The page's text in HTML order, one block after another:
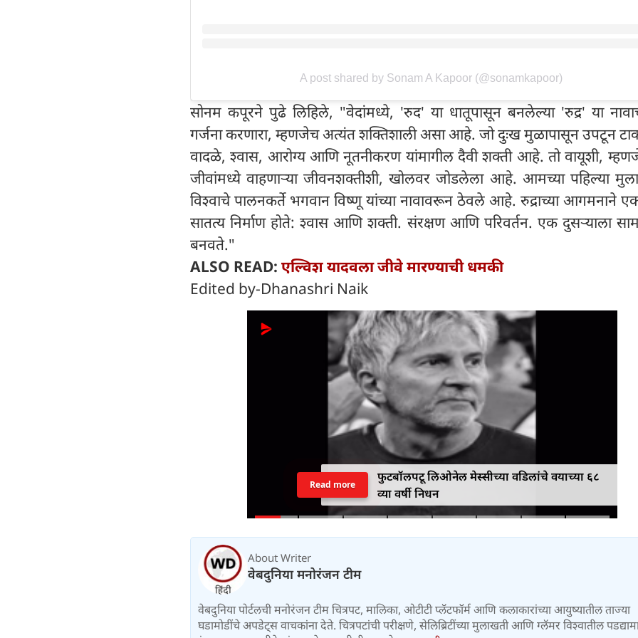
A post shared by Sonam A Kapoor (@sonamkapoor)
सोनम कपूरने पुढे लिहिले, "वेदांमध्ये, 'रुद' या धातूपासून बनलेल्या 'रुद्र' या
गर्जना करणारा, म्हणजेच अत्यंत शक्तिशाली असा आहे. जो दुःख मुळापासून उपटून
वादळे, श्वास, आरोग्य आणि नूतनीकरण यांमागील दैवी शक्ती आहे. तो वायूशी,
जीवांमध्ये वाहणाऱ्या जीवनशक्तीशी, खोलवर जोडलेला आहे. आमच्या पहिल्या
विश्वाचे पालनकर्ते भगवान विष्णू यांच्या नावावरून ठेवले आहे. रुद्राच्या आगमनाने एक
सातत्य निर्माण होते: श्वास आणि शक्ती. संरक्षण आणि परिवर्तन. एक दुसऱ्याला
बनवते."
ALSO READ: एल्विश यादवला जीवे मारण्याची धमकी
Edited by-Dhanashri Naik
फुटबॉलपटू लिओनेल मेस्सीच्या वडिलांचे वयाच्या ६८
व्या वर्षी निधन
Read more
About Writer
वेबदुनिया मनोरंजन टीम
वेबदुनिया पोर्टलची मनोरंजन टीम चित्रपट, मालिका, ओटीटी प्लॅटफॉर्म आणि कलाकारांच्या आयुष्यातील ताज्या
घडामोडींचे अपडेट्स वाचकांना देते. चित्रपटांची परीक्षणे, सेलिब्रिटींच्या मुलाखती आणि ग्लॅमर विश्वातील